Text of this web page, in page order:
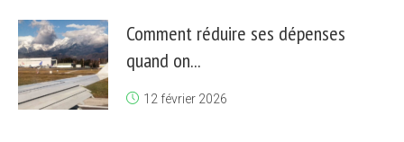
Comment réduire ses dépenses
quand on...
12 février 2026